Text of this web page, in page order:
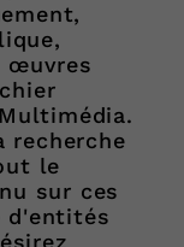
œuvres
recherche
le
sur ces
d'entités